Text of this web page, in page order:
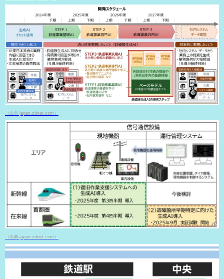
（出典 japan.zdnet.com）
（出典 japan.zdnet.com）